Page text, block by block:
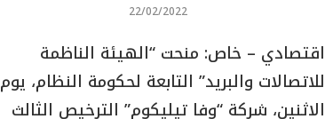
22/02/2022
اقتصادي – خاص: منحت “الهيئة الناظمة
للاتصالات والبريد” التابعة لحكومة النظام، يوم
الاثنين، شركة “وفا تيليكوم” الترخيص الثالث